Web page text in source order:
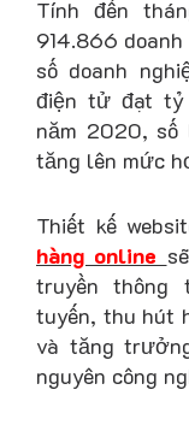
Tính đến
914.866
số doanh
điện tử đạt tỷ
năm 2020, số
tăng lên mức
Thiết kế
hàng online
truyền
tuyến, thu hút
và tăng
nguyên công